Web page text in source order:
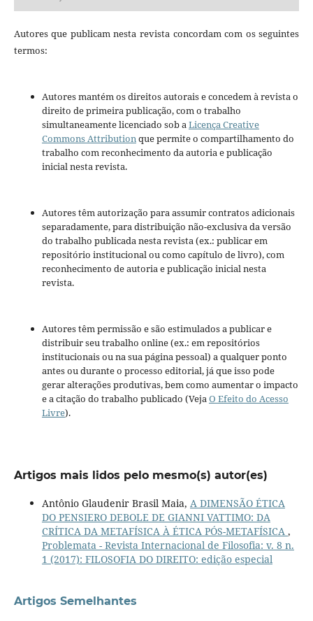
Autores que publicam nesta revista concordam com os seguintes
termos:
Autores mantém os direitos autorais e concedem à revista o
direito de primeira publicação, com o trabalho
simultaneamente licenciado sob aLicença Creative
Commons Attributionque permite o compartilhamento do
trabalho com reconhecimento da autoria e publicação
inicial nesta revista.
Autores têm autorização para assumir contratos adicionais
separadamente, para distribuição não-exclusiva da versão
do trabalho publicada nesta revista (ex.: publicar em
repositório institucional ou como capítulo de livro), com
reconhecimento de autoria e publicação inicial nesta
revista.
Autores têm permissão e são estimulados a publicar e
distribuir seu trabalho online (ex.: em repositórios
institucionais ou na sua página pessoal) a qualquer ponto
antes ou durante o processo editorial, já que isso pode
gerar alterações produtivas, bem como aumentar o impacto
e a citação do trabalho publicado (VejaO Efeito do Acesso
Livre).
Artigos mais lidos pelo mesmo(s) autor(es)
Antônio Glaudenir Brasil Maia, A DIMENSÃO ÉTICA
DO PENSIERO DEBOLE DE GIANNI VATTIMO: DA
CRÍTICA DA METAFÍSICA À ÉTICA PÓS-METAFÍSICA ,
Problemata - Revista Internacional de Filosofia: v. 8 n.
1 (2017): FILOSOFIA DO DIREITO: edição especial
Artigos Semelhantes